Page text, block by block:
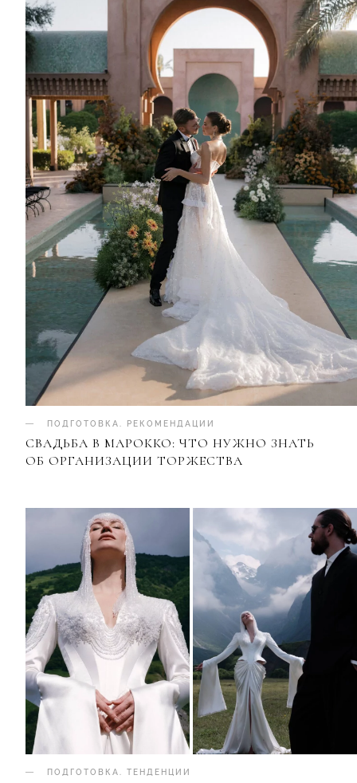
ПОДГОТОВКА. РЕКОМЕНДАЦИИ
СВАДЬБА В МАРОККО: ЧТО НУЖНО ЗНАТЬ
ОБ ОРГАНИЗАЦИИ ТОРЖЕСТВА
ПОДГОТОВКА. ТЕНДЕНЦИИ